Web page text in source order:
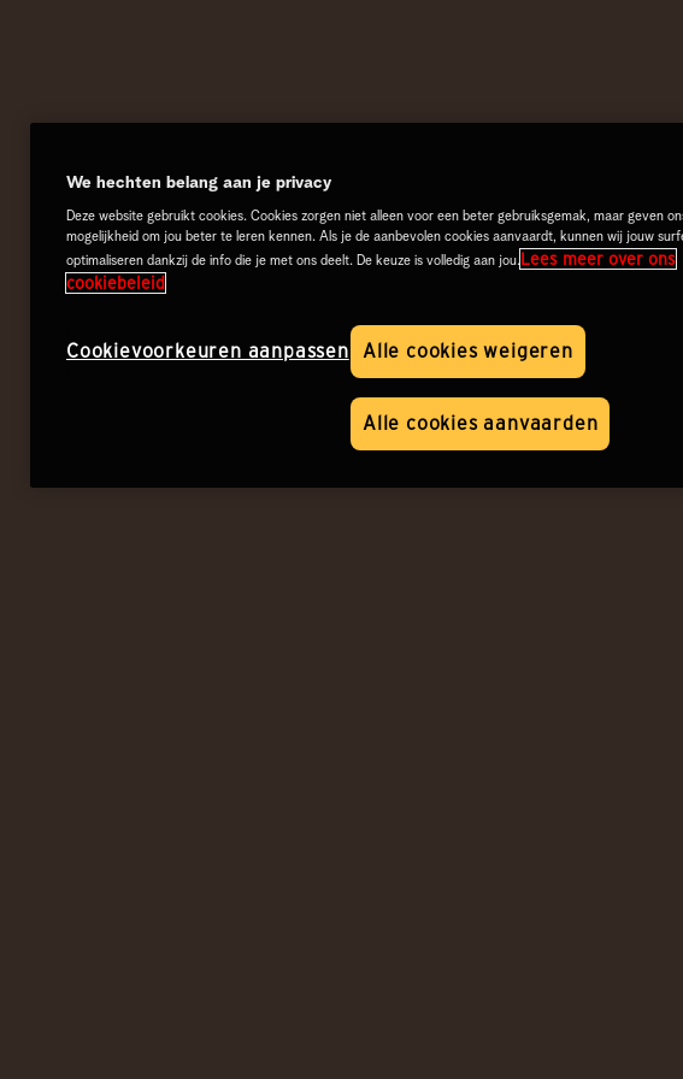
We hechten belang aan je privacy
Deze website gebruikt cookies. Cookies zorgen niet alleen voor een beter gebruiksgemak, maar geven
mogelijkheid om jou beter te leren kennen. Als je de aanbevolen cookies aanvaardt, kunnen wij jouw
optimaliseren dankzij de info die je met ons deelt. De keuze is volledig aan jou.Lees meer over ons
cookiebeleid
Alle cookies weigeren
Alle cookies aanvaarden
Cookievoorkeuren aanpassen